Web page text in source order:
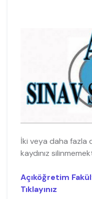
İki veya daha fazla
kaydınız
Açıköğretim
Tıklayınız